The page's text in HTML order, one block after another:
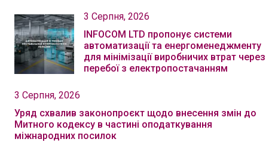
3 Серпня, 2026
INFOCOM LTD пропонує системи
автоматизації та енергоменеджменту
для мінімізації виробничих втрат через
перебої з електропостачанням
3 Серпня, 2026
Уряд схвалив законопроєкт щодо внесення змін до
Митного кодексу в частині оподаткування
міжнародних посилок